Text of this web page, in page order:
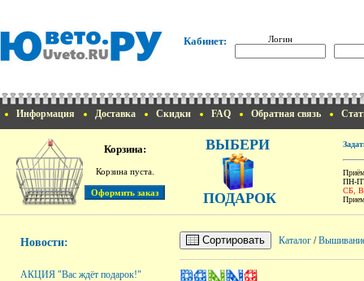
Кабинет: Логин
Информация Доставка Скидки FAQ Обратная связь
Корзина:
Корзина пуста.
ВЫБЕРИ
ПОДАРОК
ПН-
СБ,
Новости:
АКЦИЯ "Вас ждёт подарок!"
Сортировать Каталог /